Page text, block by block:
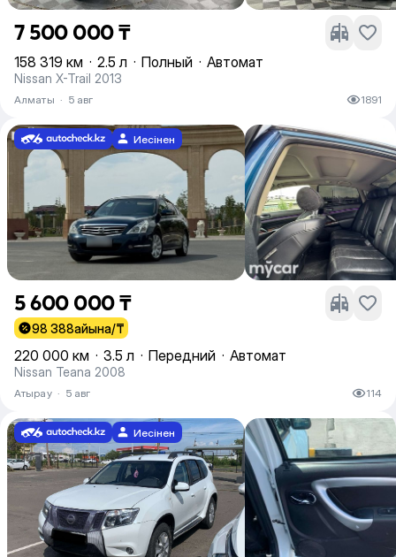
7 500 000 ₸
158 319 км · 2.5 л · Полный · Автомат
Nissan X-Trail 2013
Алматы · 5 авг 1891
Иесінен
5 600 000 ₸
98 388айына/₸
220 000 км · 3.5 л · Передний · Автомат
Nissan Teana 2008
Атырау · 5 авг 114
Иесінен